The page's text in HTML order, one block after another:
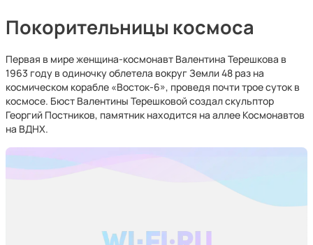
Покорительницы космоса
Первая в мире женщина-космонавт Валентина Терешкова в
1963 году в одиночку облетела вокруг Земли 48 раз на
космическом корабле «Восток-6», проведя почти трое суток в
космосе. Бюст Валентины Терешковой создал скульптор
Георгий Постников, памятник находится на аллее Космонавтов
на ВДНХ.